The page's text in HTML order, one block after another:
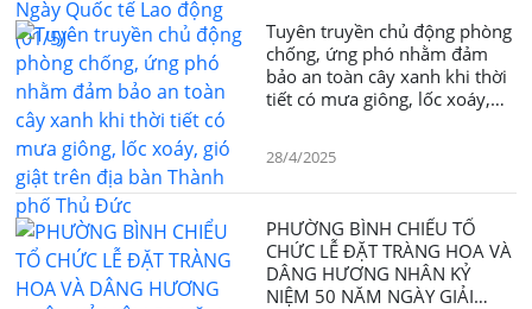
Tuyên truyền chủ động phòng
chống, ứng phó nhằm đảm
bảo an toàn cây xanh khi thời
tiết có mưa giông, lốc xoáy,
28/4/2025
PHƯỜNG BÌNH CHIỂU TỔ
CHỨC LỄ ĐẶT TRÀNG HOA VÀ
DÂNG HƯƠNG NHÂN KỶ
NIỆM 50 NĂM NGÀY GIẢI